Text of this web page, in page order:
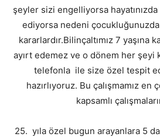
şeyler sizi engelliyorsa
ediyorsa nedeni çocukluğunuzda
kararlardır.Bilinçaltımız 7 yaşına
ayırt edemez ve o dönem her şeyi
telefonla ile size özel tespit
hazırlıyoruz. Bu çalışmamız
kapsamlı
25. yıla özel bugun arayanlara 5